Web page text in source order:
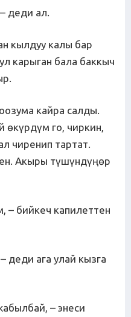
деди ал.
кылдуу калы бар
карыган бала баккыч
кайра салды.
өкүрдүм го, чиркин,
чиренип тартат.
Акыры түшүндүңөр
– бийкеч капилеттен
деди ага улай кызга
– энеси